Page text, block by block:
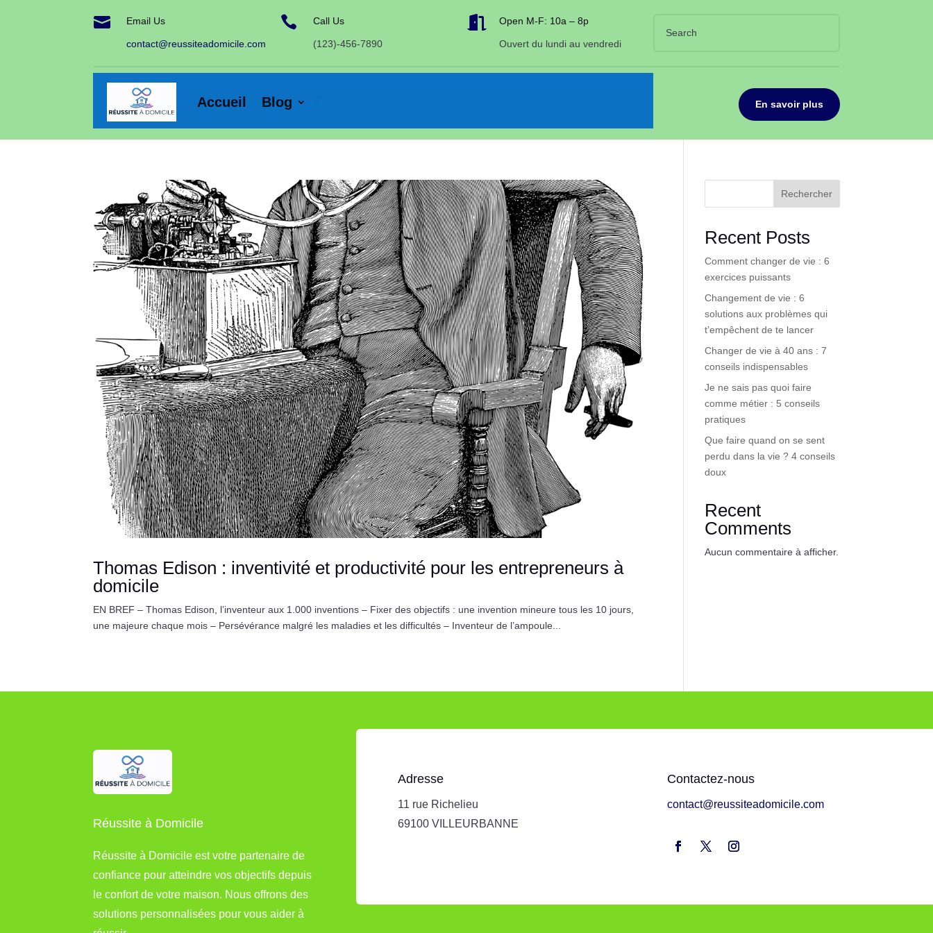
 Email Us
contact@reussiteadomicile.com
 Call Us
(123)-456-7890
 Open M-F: 10a – 8p
Ouvert du lundi au vendredi
Accueil Blog En savoir plus
Thomas Edison : inventivité et productivité pour les entrepreneurs à
domicile
EN BREF – Thomas Edison, l’inventeur aux 1.000 inventions – Fixer des objectifs : une invention mineure tous les 10 jours,
une majeure chaque mois – Persévérance malgré les maladies et les difficultés – Inventeur de l’ampoule...
Rechercher
Recent Posts
Comment changer de vie : 6
exercices puissants
Changement de vie : 6
solutions aux problèmes qui
t’empêchent de te lancer
Changer de vie à 40 ans : 7
conseils indispensables
Je ne sais pas quoi faire
comme métier : 5 conseils
pratiques
Que faire quand on se sent
perdu dans la vie ? 4 conseils
doux
Recent
Comments
Aucun commentaire à afficher.
Réussite à Domicile
Réussite à Domicile est votre partenaire de
confiance pour atteindre vos objectifs depuis
le confort de votre maison. Nous offrons des
solutions personnalisées pour vous aider à
Adresse
11 rue Richelieu
69100 VILLEURBANNE
Contactez-nous
contact@reussiteadomicile.com